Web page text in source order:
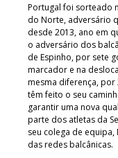
Portugal foi sorteado
do Norte, adversário
desde 2013, ano em
o adversário dos
de Espinho, por sete
marcador e na
mesma diferença, por
têm feito o seu
garantir uma nova
parte dos atletas da
seu colega de
das redes balcânicas.